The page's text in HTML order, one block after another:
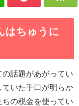
はちゅうに
話題があがってい
ていた手口が明らか
の税金を使ってい